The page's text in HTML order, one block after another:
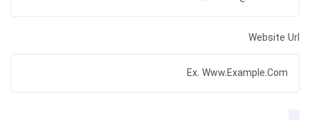
Website Url